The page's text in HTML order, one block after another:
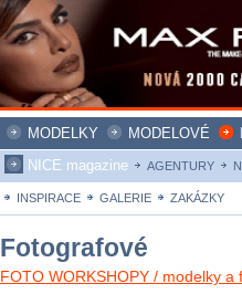
MODELKY MODELOVÉ
NICE magazine
AGENTURY
INSPIRACE GALERIE ZAKÁZKY
Fotografové
FOTO WORKSHOPY / modelky